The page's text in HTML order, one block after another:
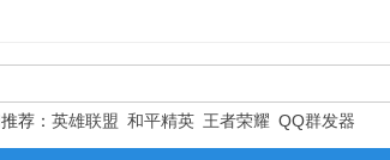
荐： 英雄联盟 和平精英 王者荣耀 QQ群发器